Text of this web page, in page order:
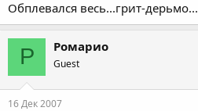
Обплевался весь...грит-дерьмо...
Р Ромарио
Guest
16 Дек 2007